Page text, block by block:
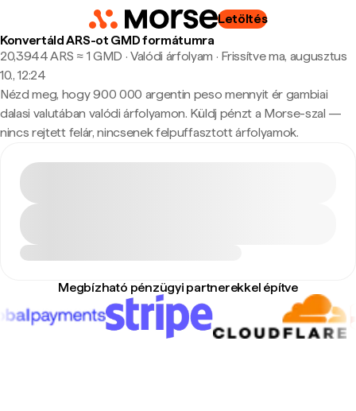
Letöltés
Konvertáld ARS-ot GMD formátumra
20,3944 ARS ≈ 1 GMD · Valódi árfolyam · Frissítve ma, augusztus
10., 12:24
Nézd meg, hogy 900 000 argentin peso mennyit ér gambiai
dalasi valutában valódi árfolyamon. Küldj pénzt a Morse-szal —
nincs rejtett felár, nincsenek felpuffasztott árfolyamok.
Megbízható pénzügyi partnerekkel építve